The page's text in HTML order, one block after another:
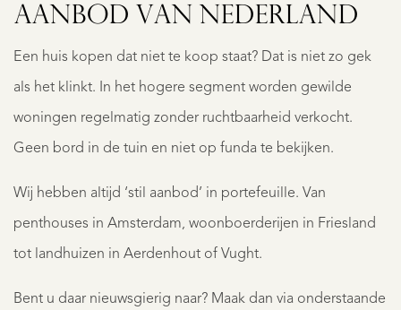
AANBOD VAN NEDERLAND
Een huis kopen dat niet te koop staat? Dat is niet zo gek
als het klinkt. In het hogere segment worden gewilde
woningen regelmatig zonder ruchtbaarheid verkocht.
Geen bord in de tuin en niet op funda te bekijken.
Wij hebben altijd ‘stil aanbod’ in portefeuille. Van
penthouses in Amsterdam, woonboerderijen in Friesland
tot landhuizen in Aerdenhout of Vught.
Bent u daar nieuwsgierig naar? Maak dan via onderstaande